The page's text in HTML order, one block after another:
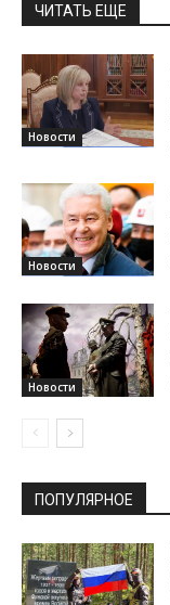
ЧИТАТЬ ЕЩЕ
Новости
Новости
Новости
ПОПУЛЯРНОЕ